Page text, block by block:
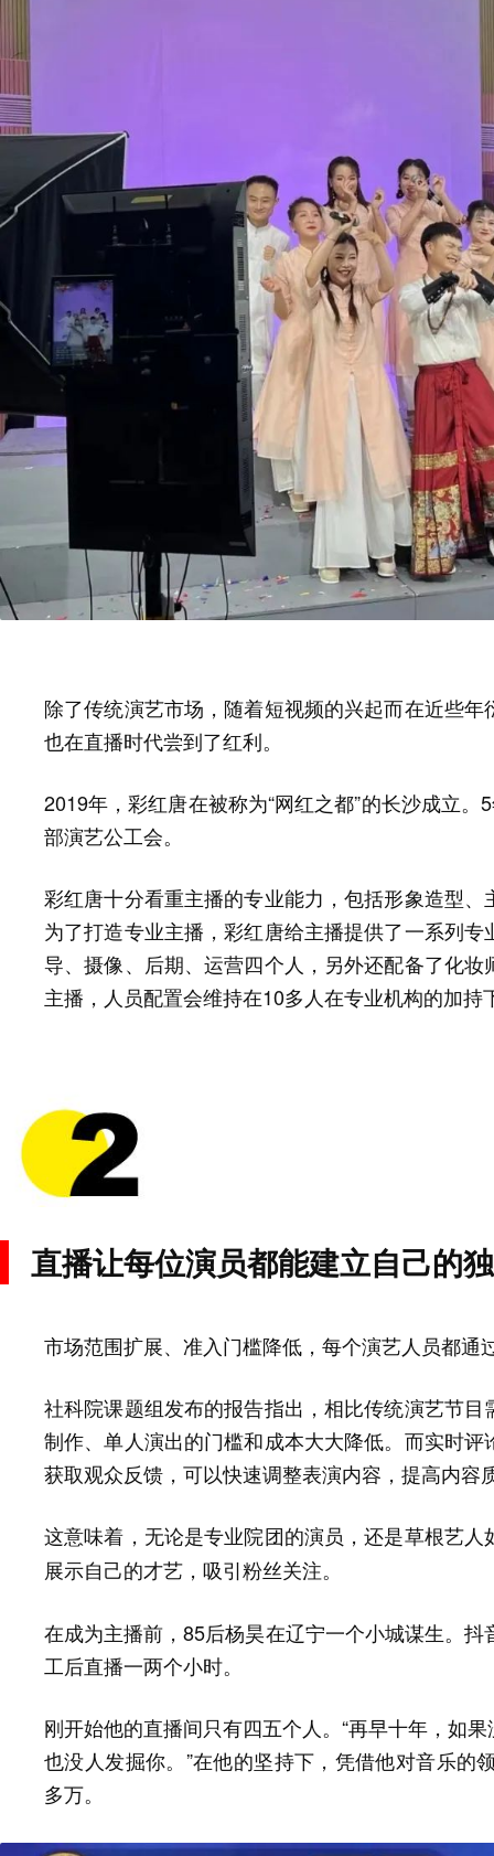
除了传统演艺市场，随着短视频的兴起而在近些
也在直播时代尝到了红利。
2019年，彩红唐在被称为“网红之都”的长沙成立
部演艺公工会。
彩红唐十分看重主播的专业能力，包括形象造型
为了打造专业主播，彩红唐给主播提供了一系列
导、摄像、后期、运营四个人，另外还配备了化
主播，人员配置会维持在10多人在专业机构的加
直播让每位演员都能建立自己的
市场范围扩展、准入门槛降低，每个演艺人员都通
社科院课题组发布的报告指出，相比传统演艺节
制作、单人演出的门槛和成本大大降低。而实时
获取观众反馈，可以快速调整表演内容，提高内容
这意味着， 无论是专业院团的演员，还是草根艺
展示自己的才艺，吸引粉丝关注。
在成为主播前，85后杨昊在辽宁一个小城谋生。
工后直播一两个小时。
刚开始他的直播间只有四五个人。“再早十年，如
也没人发掘你。”在他的坚持下，凭借他对音乐的
多万。